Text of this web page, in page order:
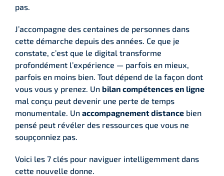
pas.
J’accompagne des centaines de personnes dans
cette démarche depuis des années. Ce que je
constate, c’est que le digital transforme
profondément l’expérience — parfois en mieux,
parfois en moins bien. Tout dépend de la façon dont
vous vous y prenez. Un bilan compétences en ligne
mal conçu peut devenir une perte de temps
monumentale. Un accompagnement distance bien
pensé peut révéler des ressources que vous ne
soupçonniez pas.
Voici les 7 clés pour naviguer intelligemment dans
cette nouvelle donne.